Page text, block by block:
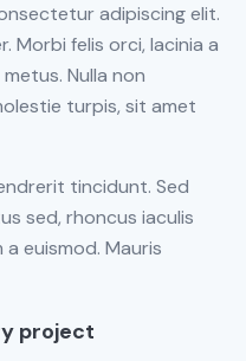
adipiscing elit.
Morbi felis orci, lacinia a
Nulla non
turpis, sit amet
tincidunt. Sed
sed, rhoncus iaculis
euismod. Mauris
project